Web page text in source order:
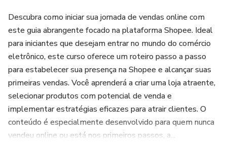
Descubra como iniciar sua jornada de vendas online com
este guia abrangente focado na plataforma Shopee. Ideal
para iniciantes que desejam entrar no mundo do comércio
eletrônico, este curso oferece um roteiro passo a passo
para estabelecer sua presença na Shopee e alcançar suas
primeiras vendas. Você aprenderá a criar uma loja atraente,
selecionar produtos com potencial de venda e
implementar estratégias eficazes para atrair clientes. O
conteúdo é especialmente desenvolvido para quem nunca
vendeu online ou está nos primeiros passos, a...